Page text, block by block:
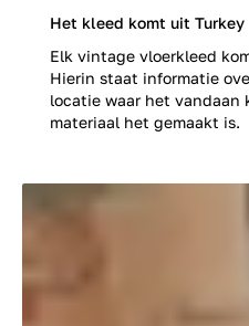
Het kleed komt uit Turkey
Elk vintage vloerkleed
Hierin staat informatie
locatie waar het vandaan
materiaal het gemaakt is.